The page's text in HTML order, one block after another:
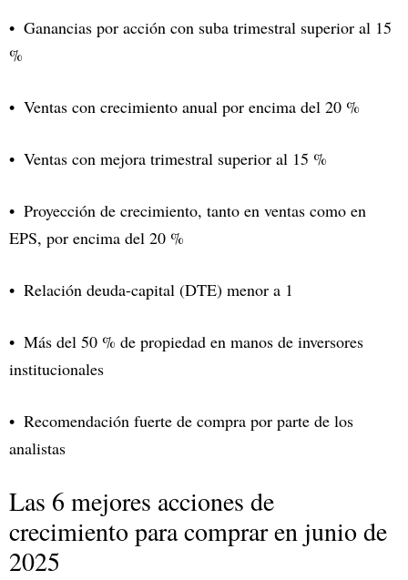
Ganancias por acción con suba trimestral superior al 15
%
Ventas con crecimiento anual por encima del 20 %
Ventas con mejora trimestral superior al 15 %
Proyección de crecimiento, tanto en ventas como en
EPS, por encima del 20 %
Relación deuda-capital (DTE) menor a 1
Más del 50 % de propiedad en manos de inversores
institucionales
Recomendación fuerte de compra por parte de los
analistas
Las 6 mejores acciones de
crecimiento para comprar en junio de
2025